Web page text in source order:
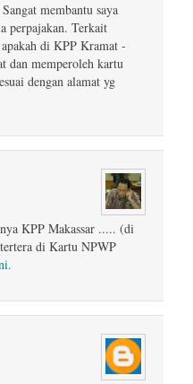
membantu saya
perpajakan. Terkait
di KPP Kramat -
dan memperoleh kartu
dengan alamat yg
KPP Makassar ..... (di
di Kartu NPWP